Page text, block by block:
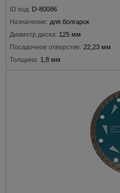
ID код: D-80086
Назначение: для болгарок
Диаметр диска: 125 мм
Посадочное отверстие: 22,23 мм
Толщина: 1,8 мм